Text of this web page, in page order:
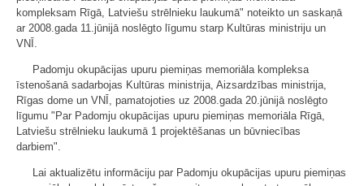
kompleksam Rīgā, Latviešu strēlnieku laukumā" noteikto un saskaņā
ar 2008.gada 11.jūnijā noslēgto līgumu starp Kultūras ministriju un
VNĪ.
Padomju okupācijas upuru piemiņas memoriāla kompleksa
īstenošanā sadarbojas Kultūras ministrija, Aizsardzības ministrija,
Rīgas dome un VNĪ, pamatojoties uz 2008.gada 20.jūnijā noslēgto
līgumu "Par Padomju okupācijas upuru piemiņas memoriāla Rīgā,
Latviešu strēlnieku laukumā 1 projektēšanas un būvniecības
darbiem".
Lai aktualizētu informāciju par Padomju okupācijas upuru piemiņas